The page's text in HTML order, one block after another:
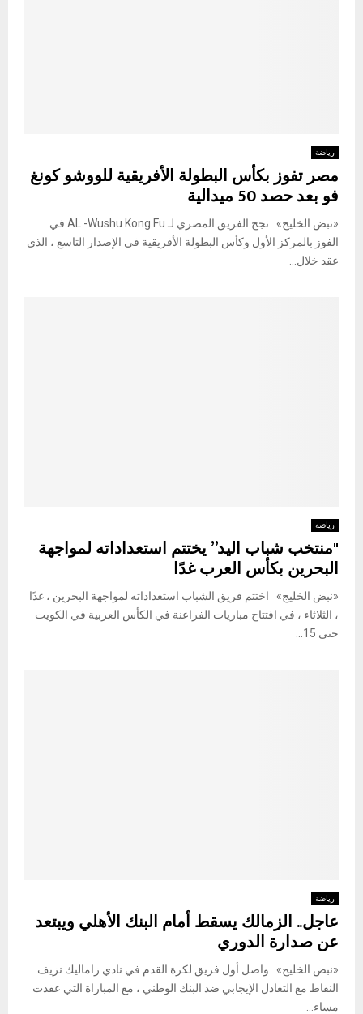
رياضة
مصر تفوز بكأس البطولة الأفريقية للووشو كونغ
فو بعد حصد 50 ميدالية
«نبض الخليج» نجح الفريق المصري لـ AL -Wushu Kong Fu في
الفوز بالمركز الأول وكأس البطولة الأفريقية في الإصدار التاسع ، الذي
عقد خلال...
رياضة
"منتخب شباب اليد” يختتم استعداداته لمواجهة
البحرين بكأس العرب غدًا
«نبض الخليج» اختتم فريق الشباب استعداداته لمواجهة البحرين ، غدًا
، الثلاثاء ، في افتتاح مباريات الفراعنة في الكأس العربية في الكويت
حتى 15...
رياضة
عاجل.. الزمالك يسقط أمام البنك الأهلي ويبتعد
عن صدارة الدوري
«نبض الخليج» واصل أول فريق لكرة القدم في نادي زاماليك نزيف
النقاط مع التعادل الإيجابي ضد البنك الوطني ، مع المباراة التي عقدت
مساء...